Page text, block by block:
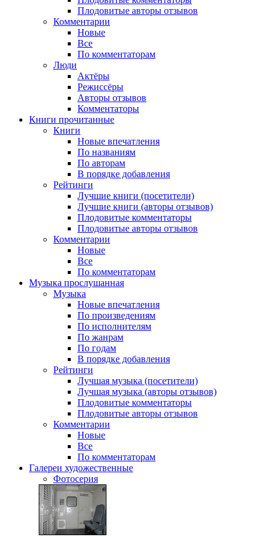
Плодовитые авторы отзывов
Комментарии
Новые
Все
По комментаторам
Люди
Актёры
Режиссёры
Авторы отзывов
Комментаторы
Книги прочитанные
Книги
Новые впечатления
По названиям
По авторам
В порядке добавления
Рейтинги
Лучшие книги (посетители)
Лучшие книги (авторы отзывов)
Плодовитые комментаторы
Плодовитые авторы отзывов
Комментарии
Новые
Все
По комментаторам
Музыка прослушанная
Музыка
Новые впечатления
По произведениям
По исполнителям
По жанрам
По годам
В порядке добавления
Рейтинги
Лучшая музыка (посетители)
Лучшая музыка (авторы отзывов)
Плодовитые комментаторы
Плодовитые авторы отзывов
Комментарии
Новые
Все
По комментаторам
Галереи художественные
Фотосерия